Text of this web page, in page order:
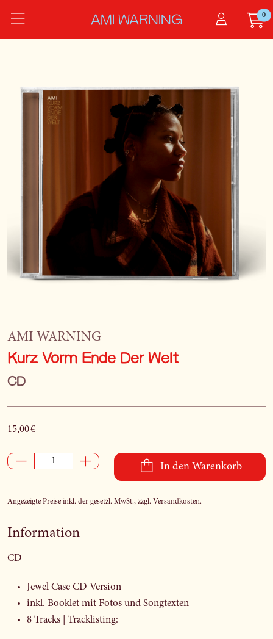
AMI WARNING 0
Startseite
AMI WARNING
Kurz Vorm Ende Der Welt
CD
15,00 €
In den Warenkorb
Angezeigte Preise inkl. der gesetzl. MwSt., zzgl. Versandkosten.
Information
CD
Jewel Case CD Version
inkl. Booklet mit Fotos und Songtexten
8 Tracks | Tracklisting: